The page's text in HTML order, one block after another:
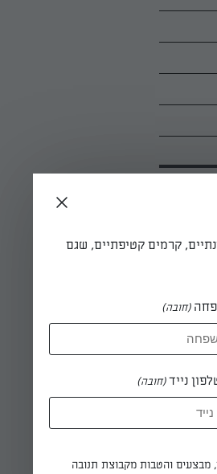
קרמים קטיפתיים, שגם
(חובה)
נייד(חובה)
מבצעים והטבות מקבוצת תנובה